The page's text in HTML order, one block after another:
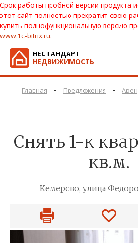
Срок работы пробной версии продукта
этот сайт полностью прекратит свою
купить полнофункциональную версию
www.1c-bitrix.ru.
НЕСТАНДАРТ
НЕДВИЖИМОСТЬ
Главная - Предложения -
Снять 1-к
кв.м.
Кемерово, улица